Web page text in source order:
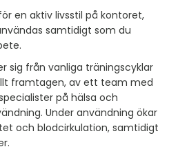
en aktiv livsstil på kontoret,
samtidigt som du
sig från vanliga träningscyklar
framtagen, av ett team med
på hälsa och
Under användning ökar
och blodcirkulation, samtidigt